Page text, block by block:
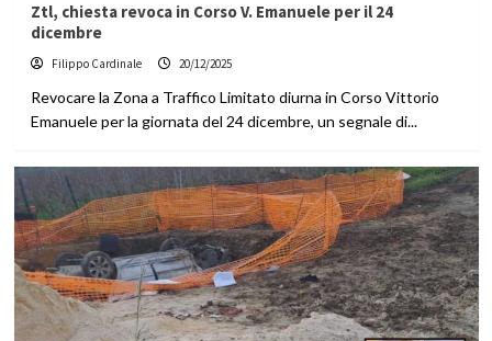
Ztl, chiesta revoca in Corso V. Emanuele per il 24
dicembre
Filippo Cardinale 20/12/2025
Revocare la Zona a Traffico Limitato diurna in Corso Vittorio
Emanuele per la giornata del 24 dicembre, un segnale di...